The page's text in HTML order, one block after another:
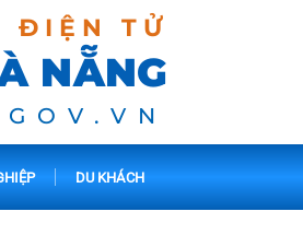
ĐIỆN TỬ
NẴNG
DU KHÁCH